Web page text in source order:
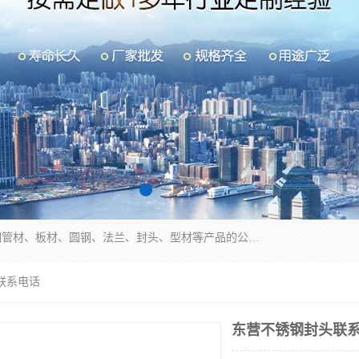
山东华钰金属材料有限公司是一家经营各种不锈钢管材、板材、圆钢、法兰、封头、型材等产品的公司；主营产品有：不锈钢管，激光切割，管件标准件，不锈钢圆钢，不锈钢人孔，不锈钢亮管，不锈钢角钢，不锈钢加工，不锈钢管子，不锈钢工业方管，不锈钢封头，不锈钢法兰，不锈钢阀门，不锈钢槽钢，不锈钢扁钢，不锈钢板等；可为客户制作各种规格的型材及不锈钢配件、非标准件及各种容器具等，能满足客户的不同采购要求。
系电话
东营不锈钢封头联